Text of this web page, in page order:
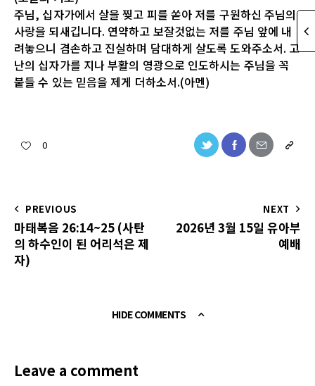
주님, 십자가에서 살을 찢고 피를 쏟아 저를 구원하신 주님의
사랑을 되새깁니다. 연약하고 보잘것없는 저를 주님 앞에 내
려놓으니 겸손하고 진실하며 담대하게 살도록 도와주소서. 고
난의 십자가를 지나 부활의 영광으로 인도하시는 주님을 꼭
붙들 수 있는 믿음을 제게 더하소서.(아멘)
0
PREVIOUS
마태복음 26:14~25 (사탄
의 하수인이 된 어리석은 제
자)
NEXT
2026년 3월 15일 유아부
예배
HIDE COMMENTS
Leave a comment